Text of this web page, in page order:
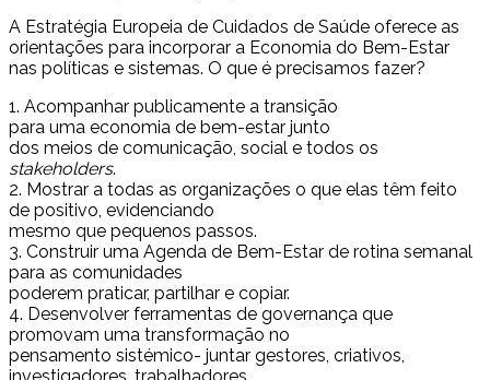
A Estratégia Europeia de Cuidados de Saúde oferece as
orientações para incorporar a Economia do Bem-Estar
nas políticas e sistemas. O que é precisamos fazer?
1. Acompanhar publicamente a transição
para uma economia de bem-estar junto
dos meios de comunicação, social e todos os
stakeholders.
2. Mostrar a todas as organizações o que elas têm feito
de positivo, evidenciando
mesmo que pequenos passos.
3. Construir uma Agenda de Bem-Estar de rotina semanal
para as comunidades
poderem praticar, partilhar e copiar.
4. Desenvolver ferramentas de governança que
promovam uma transformação no
pensamento sistémico- juntar gestores, criativos,